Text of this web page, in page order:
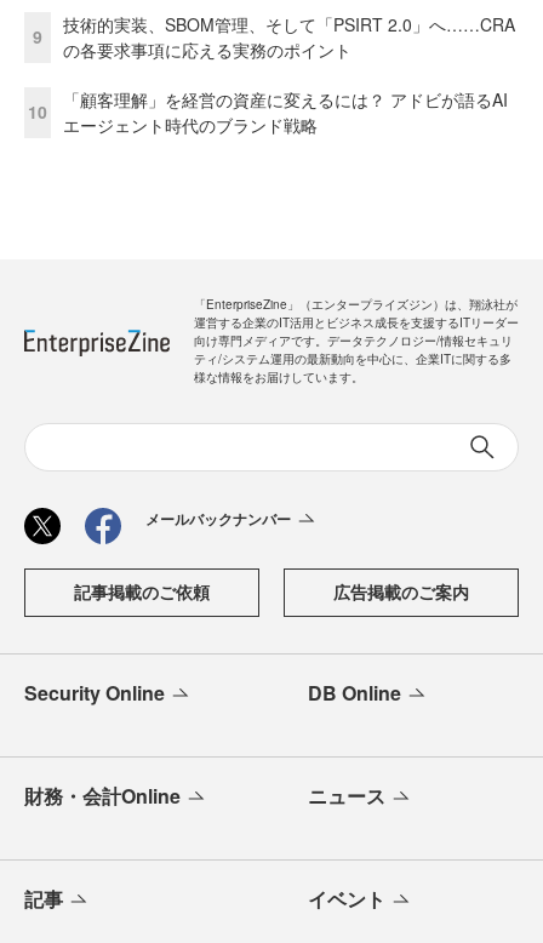
9
技術的実装、SBOM管理、そして「PSIRT 2.0」へ……CRA
の各要求事項に応える実務のポイント
10
「顧客理解」を経営の資産に変えるには？ アドビが語るAI
エージェント時代のブランド戦略
「EnterpriseZine」（エンタープライズジン）は、翔泳社が
運営する企業のIT活用とビジネス成長を支援するITリーダー
向け専門メディアです。データテクノロジー/情報セキュリ
ティ/システム運用の最新動向を中心に、企業ITに関する多
様な情報をお届けしています。
メールバックナンバー
記事掲載のご依頼 広告掲載のご案内
Security Online DB Online
財務・会計Online ニュース
記事 イベント